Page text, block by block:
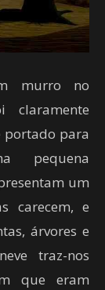
murro no
portado para
um
carecem, e
árvores e
traz-nos
que eram